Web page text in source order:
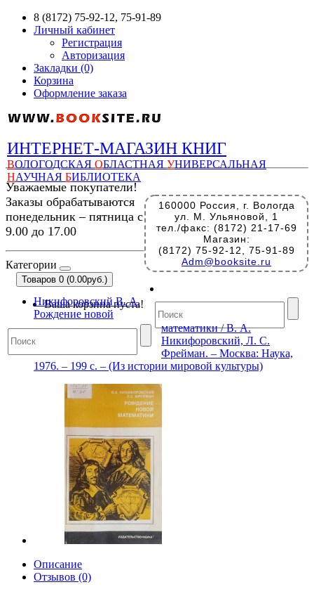
8 (8172) 75-92-12, 75-91-89
Личный кабинет
Регистрация
Авторизация
Закладки (0)
Корзина
Оформление заказа
ИНТЕРНЕТ-МАГАЗИН КНИГ
ВОЛОГОДСКАЯ ОБЛАСТНАЯ УНИВЕРСАЛЬНАЯ
НАУЧНАЯ БИБЛИОТЕКА
160000 Россия, г. Вологда
ул. М. Ульяновой, 1
тел./факс: (8172) 21-17-69
Магазин:
(8172) 75-92-12, 75-91-89
Adm@booksite.ru
Уважаемые покупатели!
Заказы обрабатываются
понедельник – пятница с
9.00 до 17.00
Категории
Товаров 0 (0.00руб.)
Ваша корзина пуста!
Никифоровский В. А.
Рождение новой
математики / В. А.
Никифоровский, Л. С.
Фрейман. – Москва: Наука,
1976. – 199 с. – (Из истории мировой культуры)
Описание
Отзывов (0)